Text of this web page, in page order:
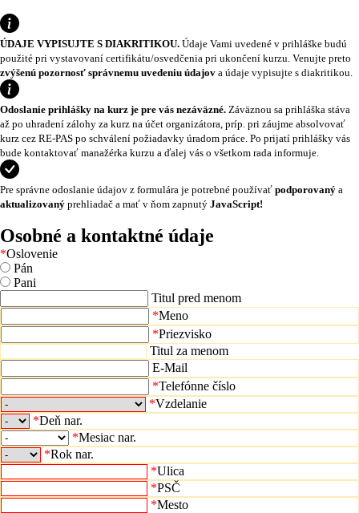
ÚDAJE VYPISUJTE S DIAKRITIKOU. Údaje Vami uvedené v prihláške budú
použité pri vystavovaní certifikátu/osvedčenia pri ukončení kurzu. Venujte preto
zvýšenú pozornosť správnemu uvedeniu údajov a údaje vypisujte s diakritikou.
Odoslanie prihlášky na kurz je pre vás nezáväzné. Záväznou sa prihláška stáva
až po uhradení zálohy za kurz na účet organizátora, príp. pri záujme absolvovať
kurz cez RE-PAS po schválení požiadavky úradom práce. Po prijatí prihlášky vás
bude kontaktovať manažérka kurzu a ďalej vás o všetkom rada informuje.
Pre správne odoslanie údajov z formulára je potrebné používať podporovaný a
aktualizovaný prehliadač a mať v ňom zapnutý JavaScript!
Osobné a kontaktné údaje
*Oslovenie
Pán
Pani
Titul pred menom
*Meno
*Priezvisko
Titul za menom
E-Mail
*Telefónne číslo
*Vzdelanie
*Deň nar.
*Mesiac nar.
*Rok nar.
*Ulica
*PSČ
*Mesto